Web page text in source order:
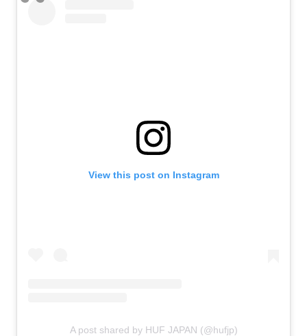
View this post on Instagram
A post shared by HUF JAPAN (@hufjp)